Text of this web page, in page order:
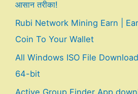
आसान तरीका!
Rubi Network Mining Earn |
Coin To Your Wallet
All Windows ISO File
64-bit